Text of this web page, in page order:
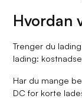
Hvordan
Trenger du
lading:
Har du mange
DC for korte